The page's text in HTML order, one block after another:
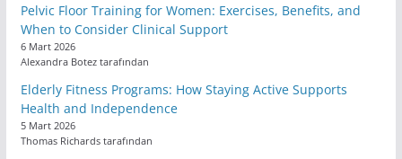
Pelvic Floor Training for Women: Exercises, Benefits, and
When to Consider Clinical Support
6 Mart 2026
Alexandra Botez tarafından
Elderly Fitness Programs: How Staying Active Supports
Health and Independence
5 Mart 2026
Thomas Richards tarafından